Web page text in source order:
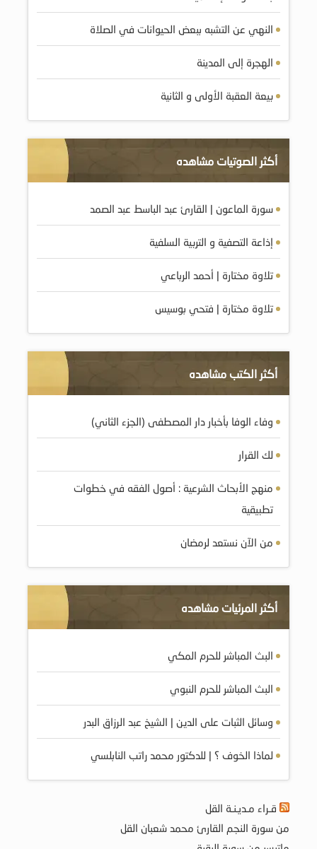
النهي عن التشبه ببعض الحيوانات في الصلاة
الهجرة إلى المدينة
بيعة العقبة الأولى و الثانية
أكثر الصوتيات مشاهده
سورة الماعون | القارئ عبد الباسط عبد الصمد
إذاعة التصفية و التربية السلفية
تلاوة مختارة | أحمد الرباعي
تلاوة مختارة | فتحي بوسيس
أكثر الكتب مشاهده
وفاء الوفا بأخبار دار المصطفى (الجزء الثاني)
لك القرار
منهج الأبحاث الشرعية : أصول الفقه في خطوات
تطبيقية
من الآن نستعد لرمضان
أكثر المرئيات مشاهده
البث المباشر للحرم المكي
البث المباشر للحرم النبوي
وسائل الثبات على الدين | الشيخ عبد الرزاق البدر
لماذا الخوف ؟ | للدكتور محمد راتب النابلسي
قـراء مـديـنـة القل
من سورة النجم القارئ محمد شعبان القل